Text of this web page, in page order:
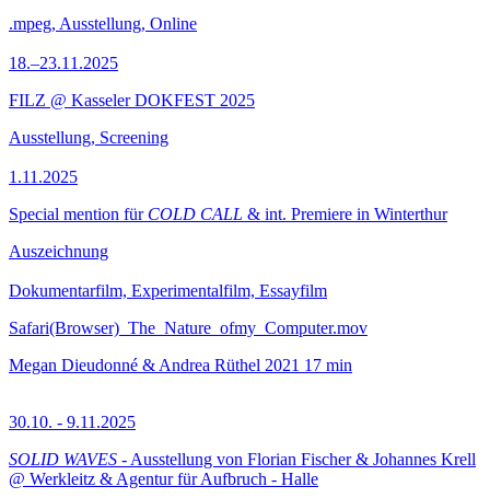
.mpeg, Ausstellung, Online
18.–23.11.2025
FILZ @ Kasseler DOKFEST 2025
Ausstellung, Screening
1.11.2025
Special mention für COLD CALL & int. Premiere in Winterthur
Auszeichnung
Dokumentarfilm, Experimentalfilm, Essayfilm
Safari(Browser)_The_Nature_ofmy_Computer.mov
Megan Dieudonné & Andrea Rüthel 2021 17 min
30.10. - 9.11.2025
SOLID WAVES - Ausstellung von Florian Fischer & Johannes Krell
@ Werkleitz & Agentur für Aufbruch - Halle